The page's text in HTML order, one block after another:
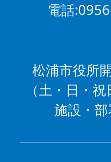
電話
松浦市役所
（土・日・
施設・